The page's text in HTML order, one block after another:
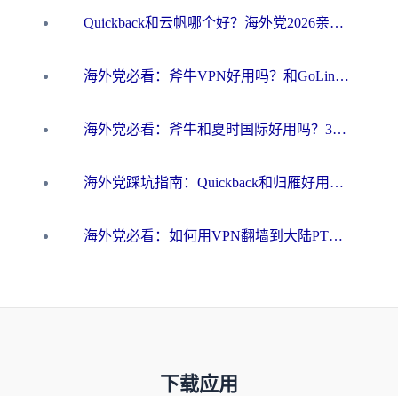
Quickback和云帆哪个好？海外党2026亲测指南：选对加速器大陆工具，无缝刷国内剧玩国服
海外党必看：斧牛VPN好用吗？和GoLinkVPN对比哪个回国效果更好？
海外党必看：斧牛和夏时国际好用吗？3步选对回国加速器，无缝刷国内资源
海外党踩坑指南：Quickback和归雁好用吗？选对加速器才能无缝刷国内资源
海外党必看：如何用VPN翻墙到大陆PTT？一篇解决你所有回国加速痛点
下载应用